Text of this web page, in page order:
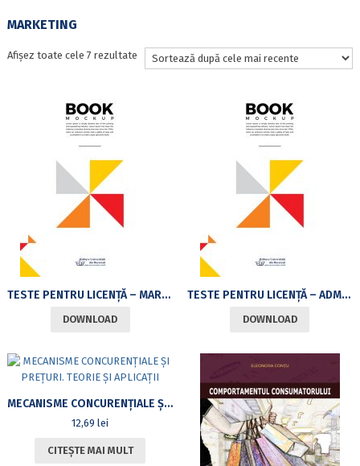
MARKETING
Afișez toate cele 7 rezultateSortat
după
TESTE PENTRU LICENŢĂ – MARKETING
DOWNLOAD
TESTE PENTRU LICENŢĂ – ADMINISTRAREA AFACERILOR
DOWNLOAD
MECANISME CONCURENŢIALE ŞI PREŢURI. TEORIE ŞI APLICAŢII
12,69lei
CITEȘTE MAI MULT